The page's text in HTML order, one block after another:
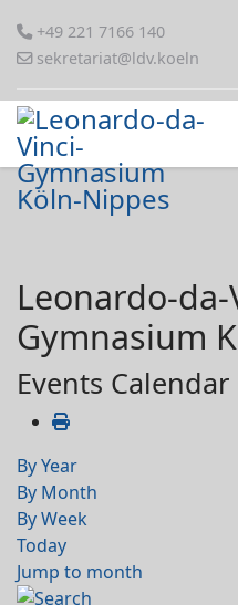
+49 221 7166 140
sekretariat@ldv.koeln
Leonardo-da-
Gymnasium
Events Calendar
By Year
By Month
By Week
Today
Jump to month